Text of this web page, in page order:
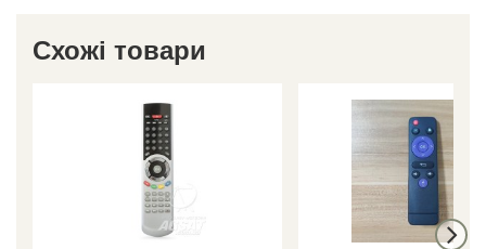
Схожі товари